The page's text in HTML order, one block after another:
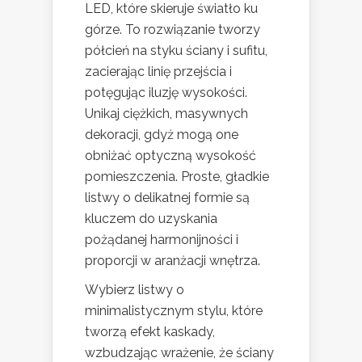
LED, które skieruje światło ku
górze. To rozwiązanie tworzy
półcień na styku ściany i sufitu,
zacierając linię przejścia i
potęgując iluzję wysokości.
Unikaj ciężkich, masywnych
dekoracji, gdyż mogą one
obniżać optyczną wysokość
pomieszczenia. Proste, gładkie
listwy o delikatnej formie są
kluczem do uzyskania
pożądanej harmonijności i
proporcji w aranżacji wnętrza.
Wybierz listwy o
minimalistycznym stylu, które
tworzą efekt kaskady,
wzbudzając wrażenie, że ściany